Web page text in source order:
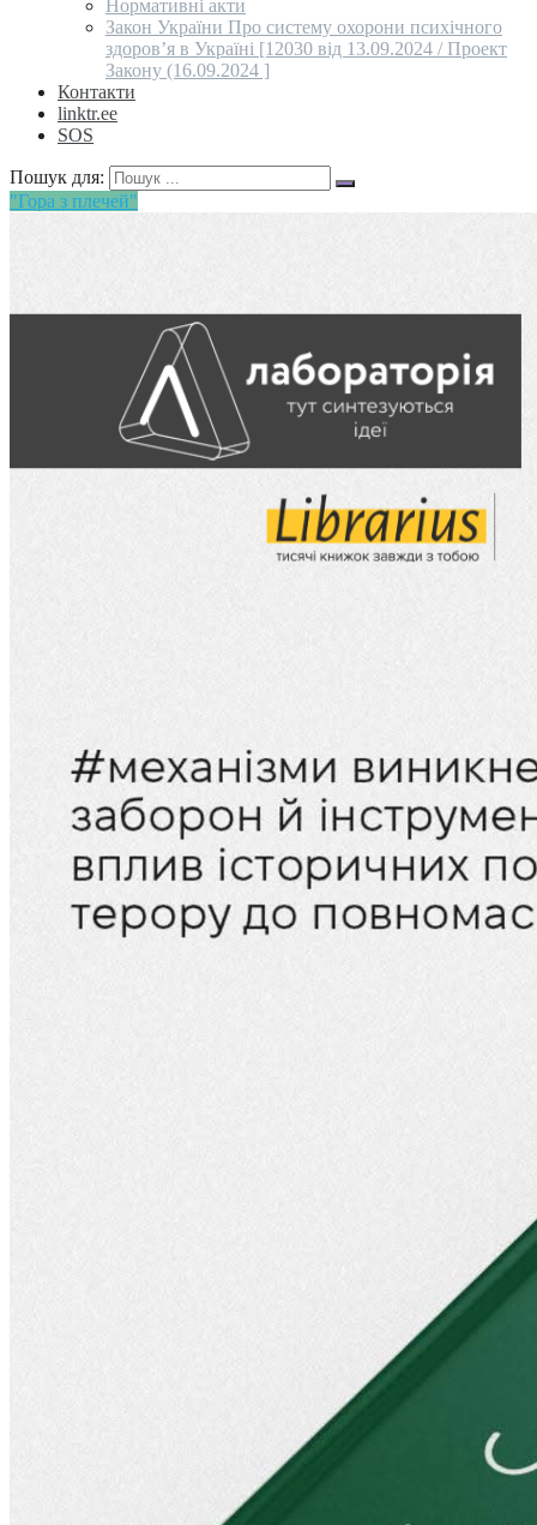
Нормативні акти
Закон України Про систему охорони психічного
здоров’я в Україні [12030 від 13.09.2024 / Проект
Закону (16.09.2024 ]
Контакти
linktr.ee
SOS
Пошук для:
"Гора з плечей"